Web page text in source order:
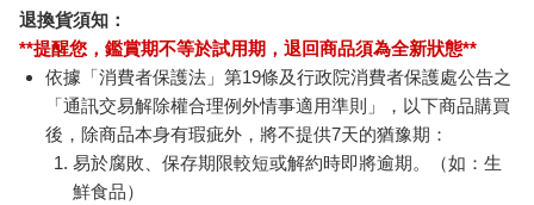
退換貨須知：
**提醒您，鑑賞期不等於試用期，退回商品須為全新狀態**
依據「消費者保護法」第19條及行政院消費者保護處公告之
「通訊交易解除權合理例外情事適用準則」，以下商品購買
後，除商品本身有瑕疵外，將不提供7天的猶豫期：
易於腐敗、保存期限較短或解約時即將逾期。（如：生
鮮食品）